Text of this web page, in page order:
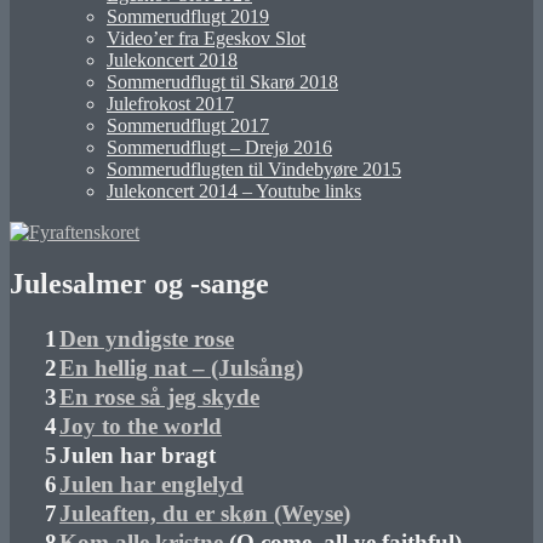
Sommerudflugt 2019
Video’er fra Egeskov Slot
Julekoncert 2018
Sommerudflugt til Skarø 2018
Julefrokost 2017
Sommerudflugt 2017
Sommerudflugt – Drejø 2016
Sommerudflugten til Vindebyøre 2015
Julekoncert 2014 – Youtube links
Julesalmer og -sange
1 Den yndigste rose
2En hellig nat – (Julsång)
3En rose så jeg skyde
4Joy to the world
5Julen har bragt
6Julen har englelyd
7Juleaften, du er skøn (Weyse)